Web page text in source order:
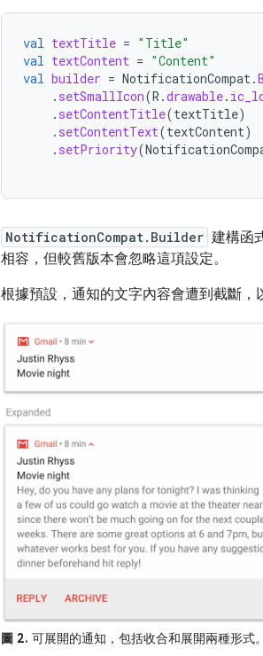
val textTitle = "Title"
val textContent = "Content"
val builder = NotificationCompat .
. setSmallIcon(R .drawable.
. setContentTitle(textTitle)
. setContentText(textContent)
. setPriority(
NotificationCompat.Builder 建構函
相容，但較舊版本會忽略這項設定。
根據預設，通知的文字內容會遭到截斷，
圖 2. 可展開的通知，包括收合和展開兩種形式。